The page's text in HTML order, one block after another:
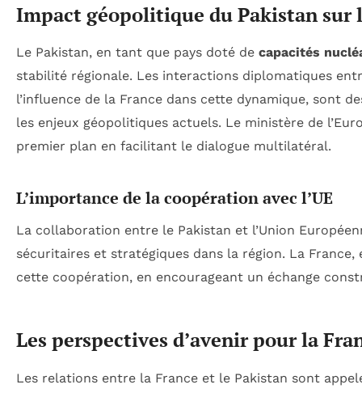
Impact géopolitique du Pakistan sur
Le Pakistan, en tant que pays doté de capacités
stabilité régionale. Les interactions diplomatiques
l’influence de la France dans cette dynamique, sont
les enjeux géopolitiques actuels. Le ministère de
premier plan en facilitant le dialogue multilatéral.
L’importance de la coopération avec l’UE
La collaboration entre le Pakistan et l’Union
sécuritaires et stratégiques dans la région. La
cette coopération, en encourageant un échange
Les perspectives d’avenir pour la
Les relations entre la France et le Pakistan sont